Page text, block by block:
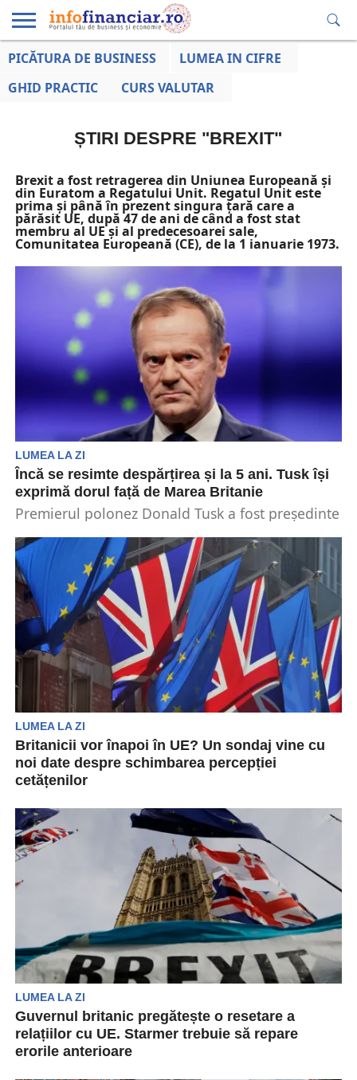
EDUCAȚIE
LA ZI
AFACERILOR
PICĂTURA DE BUSINESS
LUMEA IN CIFRE
GHID PRACTIC
CURS VALUTAR
ȘTIRI DESPRE "BREXIT"
Brexit a fost retragerea din Uniunea Europeană⁠ și
din Euratom a Regatului Unit. Regatul Unit este
prima și până în prezent singura țară care a
părăsit UE, după 47 de ani de când a fost stat
membru al UE și al predecesoarei sale,
Comunitatea Europeană (CE), de la 1 ianuarie 1973.
LUMEA LA ZI
Încă se resimte despărțirea și la 5 ani. Tusk își
exprimă dorul față de Marea Britanie
Premierul polonez Donald Tusk a fost președinte
timpul...
LUMEA LA ZI
Britanicii vor înapoi în UE? Un sondaj vine cu
noi date despre schimbarea percepției
cetățenilor
ieșirea din UE ar accepta acum o revenire la
libera...
LUMEA LA ZI
Guvernul britanic pregătește o resetare a
relațiilor cu UE. Starmer trebuie să repare
erorile anterioare